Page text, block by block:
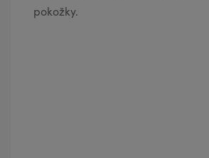
pokožky.